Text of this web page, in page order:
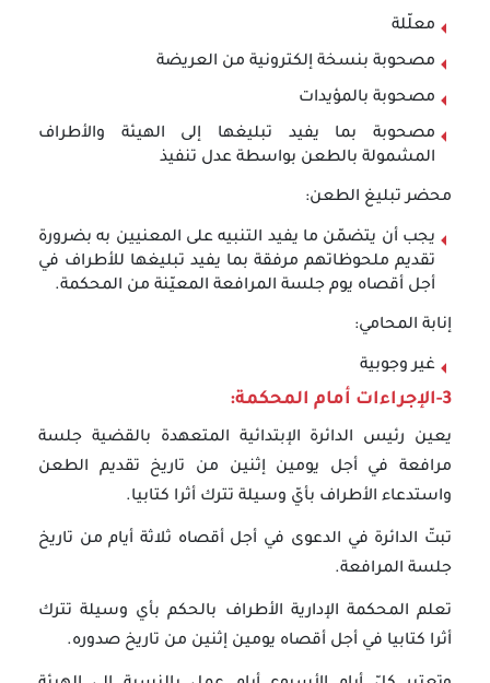
معلّلة
مصحوبة بنسخة إلكترونية من العريضة
مصحوبة بالمؤيدات
مصحوبة بما يفيد تبليغها إلى الهيئة والأطراف
المشمولة بالطعن بواسطة عدل تنفيذ
محضر تبليغ الطعن:
يجب أن يتضمّن ما يفيد التنبيه على المعنيين به بضرورة
تقديم ملحوظاتهم مرفقة بما يفيد تبليغها للأطراف في
أجل أقصاه يوم جلسة المرافعة المعيّنة من المحكمة.
إنابة المحامي:
غير وجوبية
3-الإجراءات أمام المحكمة:
يعين رئيس الدائرة الإبتدائية المتعهدة بالقضية جلسة
مرافعة في أجل يومين إثنين من تاريخ تقديم الطعن
واستدعاء الأطراف بأيّ وسيلة تترك أثرا كتابيا.
تبتّ الدائرة في الدعوى في أجل أقصاه ثلاثة أيام من تاريخ
جلسة المرافعة.
تعلم المحكمة الإدارية الأطراف بالحكم بأي وسيلة تترك
أثرا كتابيا في أجل أقصاه يومين إثنين من تاريخ صدوره.